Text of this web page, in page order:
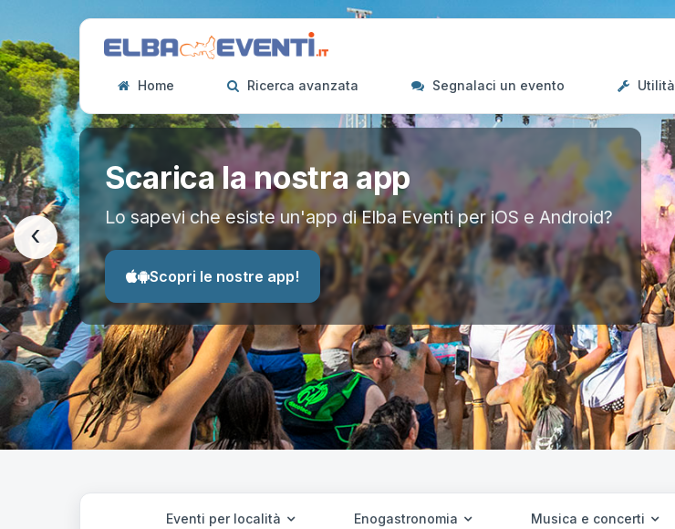
Home Ricerca avanzata Segnalaci un evento Utilità
Scarica la nostra app
Lo sapevi che esiste un'app di Elba Eventi per iOS e Android?
Scopri le nostre app!
‹
Eventi per località Enogastronomia Musica e concerti